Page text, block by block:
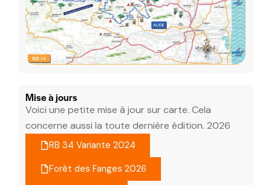
Mise à jours
Voici une petite mise à jour sur carte. Cela
concerne aussi la toute dernière édition. 2026
RB 34 Variante 2024
Forêt des Fanges 2026